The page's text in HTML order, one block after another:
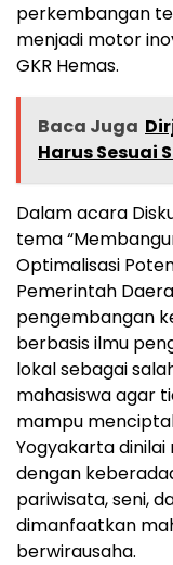
perkembangan
menjadi motor
GKR Hemas.
Baca Juga
Harus Sesuai
Dalam acara
tema
Optimalisasi
Pemerintah
pengembangan
berbasis ilmu
lokal sebagai
mahasiswa agar
mampu
Yogyakarta
dengan
pariwisata, seni,
dimanfaatkan
berwirausaha.